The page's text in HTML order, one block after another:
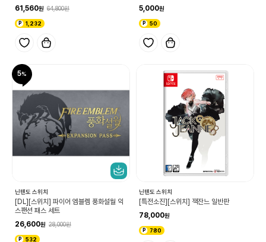
61,560
64,800
1,232
5,000
50
5
닌텐도 스위치
[DL][스위치] 파이어 엠블렘 풍화설월 익
스팬션 패스 세트
26,600
28,000
532
닌텐도 스위치
[특전소진][스위치] 잭잔느 일반판
78,000
780